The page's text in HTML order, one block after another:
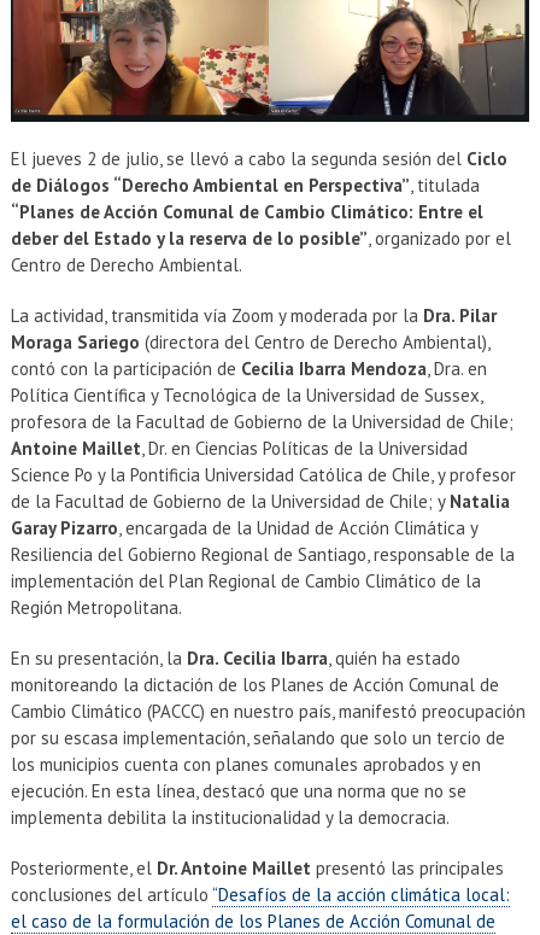
El jueves 2 de julio, se llevó a cabo la segunda sesión del Ciclo
de Diálogos “Derecho Ambiental en Perspectiva”, titulada
“Planes de Acción Comunal de Cambio Climático: Entre el
deber del Estado y la reserva de lo posible”, organizado por el
Centro de Derecho Ambiental.
La actividad, transmitida vía Zoom y moderada por la Dra. Pilar
Moraga Sariego (directora del Centro de Derecho Ambiental),
contó con la participación de Cecilia Ibarra Mendoza, Dra. en
Política Científica y Tecnológica de la Universidad de Sussex,
profesora de la Facultad de Gobierno de la Universidad de Chile;
Antoine Maillet, Dr. en Ciencias Políticas de la Universidad
Science Po y la Pontificia Universidad Católica de Chile, y profesor
de la Facultad de Gobierno de la Universidad de Chile; y Natalia
Garay Pizarro, encargada de la Unidad de Acción Climática y
Resiliencia del Gobierno Regional de Santiago, responsable de la
implementación del Plan Regional de Cambio Climático de la
Región Metropolitana.
En su presentación, la Dra. Cecilia Ibarra, quién ha estado
monitoreando la dictación de los Planes de Acción Comunal de
Cambio Climático (PACCC) en nuestro país, manifestó preocupación
por su escasa implementación, señalando que solo un tercio de
los municipios cuenta con planes comunales aprobados y en
ejecución. En esta línea, destacó que una norma que no se
implementa debilita la institucionalidad y la democracia.
Posteriormente, el Dr. Antoine Maillet presentó las principales
conclusiones del artículo “Desafíos de la acción climática local:
el caso de la formulación de los Planes de Acción Comunal de